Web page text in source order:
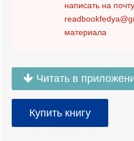
написать на почту
материала
Читать в
Купить книгу